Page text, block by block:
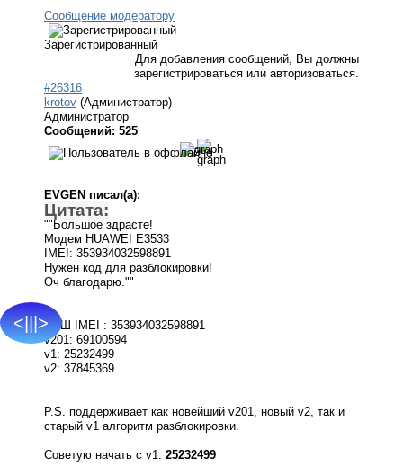
<|||>
Сообщение модератору
Зарегистрированный
Для добавления сообщений, Вы должны
зарегистрироваться или авторизоваться.
#26316
krotov (Администратор)
Администратор
Сообщений: 525
EVGEN писал(а):
Цитата:
""Большое здрасте!
Модем HUAWEI E3533
IMEI: 353934032598891
Нужен код для разблокировки!
Оч благодарю.""
ВАШ IMEI : 353934032598891
v201: 69100594
v1: 25232499
v2: 37845369
P.S. поддерживает как новейший v201, новый v2, так и
старый v1 алгоритм разблокировки.
Советую начать с v1: 25232499